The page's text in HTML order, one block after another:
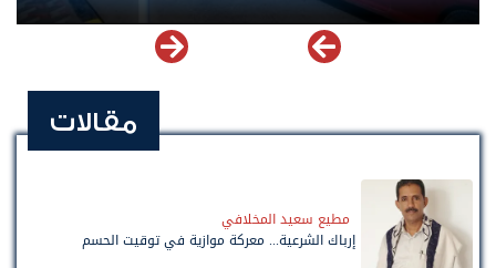
مقالات
مطيع سعيد المخلافي
إرباك الشرعية... معركة موازية في توقيت الحسم